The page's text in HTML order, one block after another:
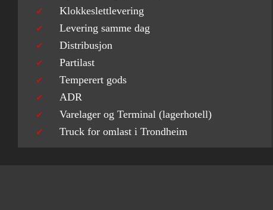
Klokkeslettlevering
Levering samme dag
Distribusjon
Partilast
Temperert gods
ADR
Varelager og Terminal (lagerhotell)
Truck for omlast i Trondheim